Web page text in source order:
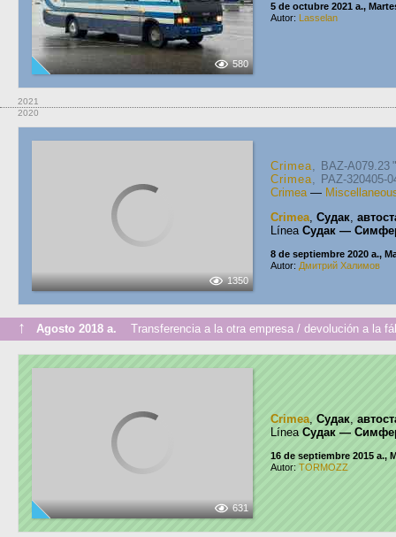
580
5 de octubre 2021 a.,
Autor: Lasselan
2021
2020
1350
Crimea, BAZ-A079.23
Crimea, PAZ-320405-
Crimea—
Crimea, Судак,
Línea Судак —
8 de septiembre 2020 a.,
Autor: Дмитрий Халимов
↑ Agosto 2018 a. Transferencia a la otra empresa / devolución a la
631
Crimea, Судак,
Línea Судак —
16 de septiembre 2015 a.,
Autor: TORMOZZ